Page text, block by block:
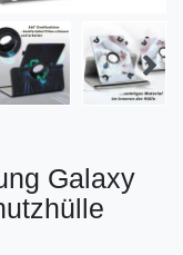
Galaxy